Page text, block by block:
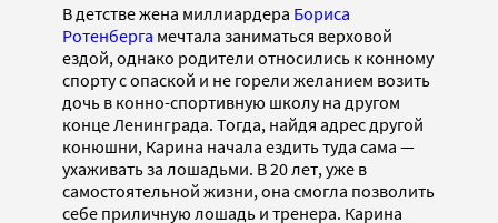
В детстве жена миллиардера Бориса
Ротенберга мечтала заниматься верховой
ездой, однако родители относились к конному
спорту с опаской и не горели желанием возить
дочь в конно-спортивную школу на другом
конце Ленинграда. Тогда, найдя адрес другой
конюшни, Карина начала ездить туда сама —
ухаживать за лошадьми. В 20 лет, уже в
самостоятельной жизни, она смогла позволить
себе приличную лошадь и тренера. Карина